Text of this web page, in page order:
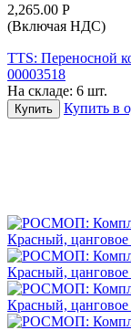
2,265.00 Р
(Включая НДС)
TTS: Переносной
00003518
На складе: 6 шт.
Купить Купить в